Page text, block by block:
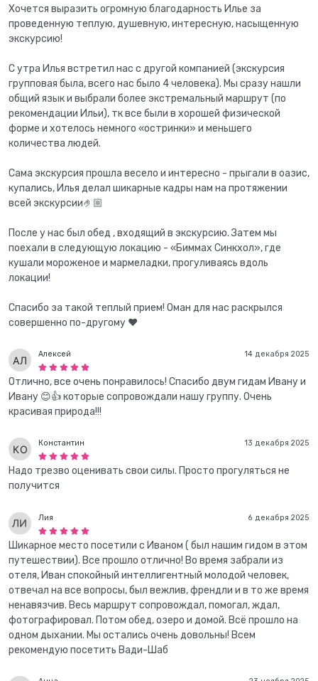
Хочется выразить огромную благодарность Илье за
проведенную теплую, душевную, интересную, насыщенную
экскурсию!
С утра Илья встретил нас с другой компанией (экскурсия
групповая была, всего нас было 4 человека). Мы сразу нашли
общий язык и выбрали более экстремальный маршрут (по
рекомендации Ильи), тк все были в хорошей физической
форме и хотелось немного «остринки» и меньшего
количества людей.
Сама экскурсия прошла весело и интересно - прыгали в оазис,
купались, Илья делал шикарные кадры нам на протяжении
всей экскурсии🤌🏼
После у нас был обед , входящий в экскурсию. Затем мы
поехали в следующую локацию - «Биммах Синкхол», где
кушали мороженое и мармеладки, прогуливаясь вдоль
локации!
Спасибо за такой теплый прием! Оман для нас раскрылся
совершенно по-другому ❤️
14 декабря 2025
Алексей
Отлично, все очень понравилось! Спасибо двум гидам Ивану и
Ивану 😊👍 которые сопровождали нашу группу. Очень
красивая природа!!!
13 декабря 2025
Константин
Надо трезво оценивать свои силы. Просто прогуляться не
получится
6 декабря 2025
Лия
Шикарное место посетили с Иваном ( был нашим гидом в этом
путешествии). Все прошло отлично! Во время забрали из
отеля, Иван спокойный интеллигентный молодой человек,
отвечал на все вопросы, был вежлив, френдли и в то же время
ненавязчив. Весь маршрут сопровождал, помогал, ждал,
фотографировал. Потом обед, озеро и домой. Всё прошло на
одном дыхании. Мы остались очень довольны! Всем
рекомендую посетить Вади-Шаб